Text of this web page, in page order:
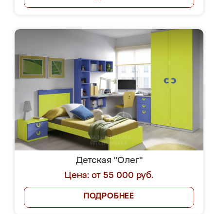
Детская "Олег"
Цена: от 55 000 руб.
ПОДРОБНЕЕ